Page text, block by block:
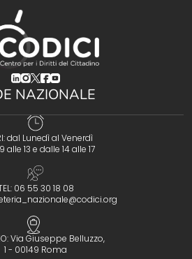
(opens in a new tab)
(opens in a new tab)
(opens in a new tab)
(opens in a new tab)
(opens in a new tab)
NAZIONALE
dal Lunedì al Venerdì
alle 13 e dalle 14 alle 17
06 55 30 18 08
Via Giuseppe Belluzzo,
1 - 00149 Roma